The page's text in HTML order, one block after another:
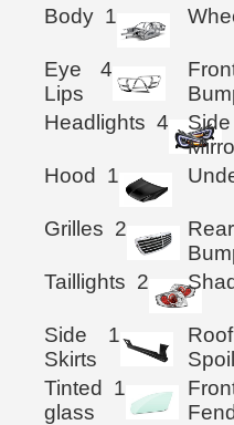
Body 1
Eye
Lips
4
Headlights 4
Side
Hood 1
Grilles 2
Rear
Taillights 2
Side
Skirts
1
Roof
Tinted
glass
1